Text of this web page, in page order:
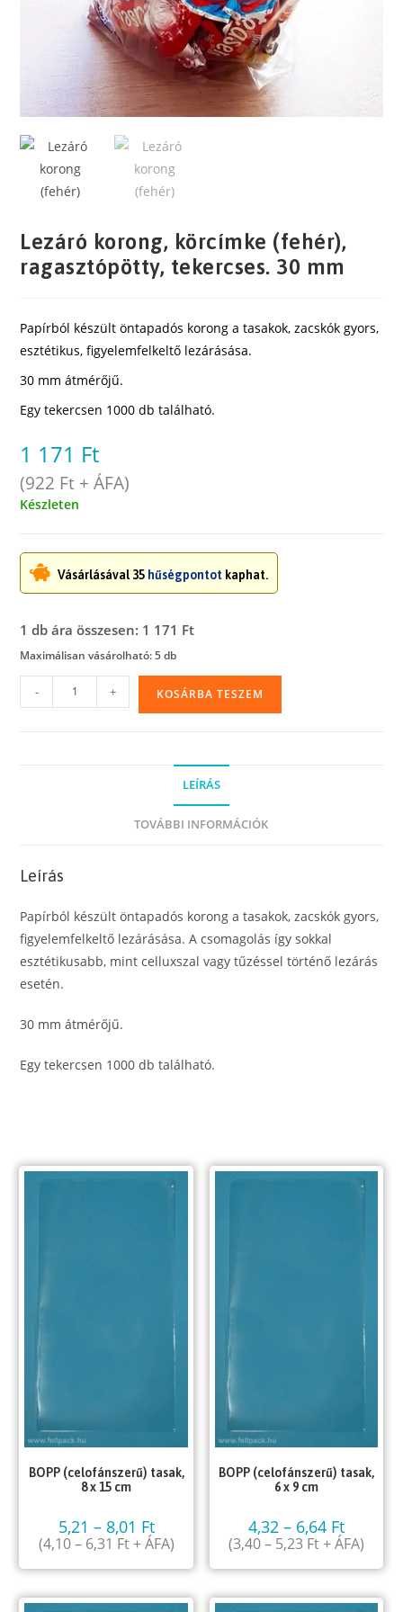
Lezáró korong, körcímke (fehér),
ragasztópötty, tekercses. 30 mm
Papírból készült öntapadós korong a tasakok, zacskók gyors,
esztétikus, figyelemfelkeltő lezárásása.
30 mm átmérőjű.
Egy tekercsen 1000 db található.
1 171 Ft
(922 Ft + ÁFA)
Készleten
Vásárlásával 35 hűségpontot kaphat.
1 db ára összesen: 1 171 Ft
Maximálisan vásárolható: 5 db
korong,
mennyiség
- + KOSÁRBA TESZEM
LEÍRÁS
TOVÁBBI INFORMÁCIÓK
Leírás
Papírból készült öntapadós korong a tasakok, zacskók gyors,
figyelemfelkeltő lezárásása. A csomagolás így sokkal
esztétikusabb, mint celluxszal vagy tűzéssel történő lezárás
esetén.
30 mm átmérőjű.
Egy tekercsen 1000 db található.
BOPP (celofánszerű) tasak,
8 x 15 cm
5,21 – 8,01 Ft
(4,10– 6,31 Ft+ ÁFA)
BOPP (celofánszerű) tasak,
6 x 9 cm
4,32– 6,64 Ft
(3,40– 5,23 Ft+ ÁFA)